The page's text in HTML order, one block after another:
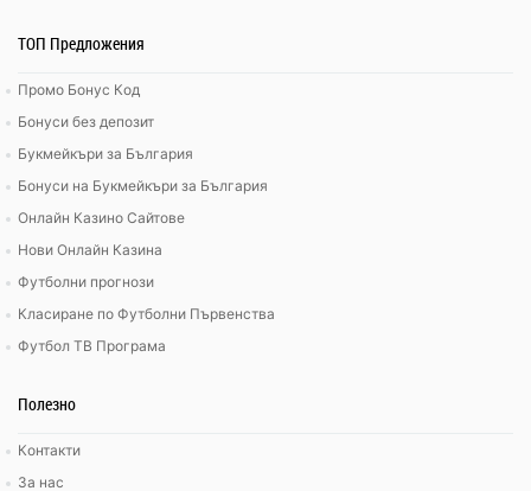
ТОП Предложения
Промо Бонус Код
Бонуси без депозит
Букмейкъри за България
Бонуси на Букмейкъри за България
Онлайн Казино Сайтове
Нови Онлайн Казина
Футболни прогнози
Класиране по Футболни Първенства
Футбол ТВ Програма
Полезно
Контакти
За нас